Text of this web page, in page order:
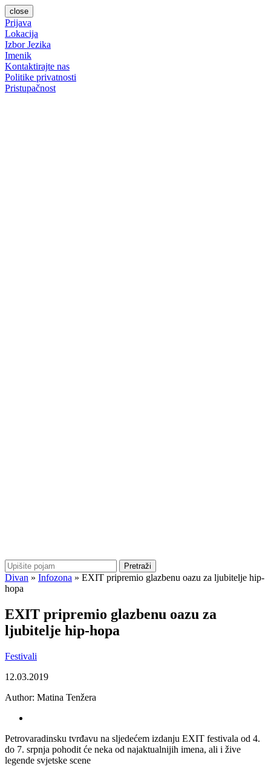
close
Prijava
Lokacija
Izbor Jezika
Imenik
Kontaktirajte nas
Politike privatnosti
Pristupačnost
Pretraži
Divan » Infozona » EXIT pripremio glazbenu oazu za ljubitelje hip-
hopa
EXIT pripremio glazbenu oazu za
ljubitelje hip-hopa
Festivali
12.03.2019
Author: Matina Tenžera
Petrovaradinsku tvrđavu na sljedećem izdanju EXIT festivala od 4.
do 7. srpnja pohodit će neka od najaktualnijih imena, ali i žive
legende svjetske scene